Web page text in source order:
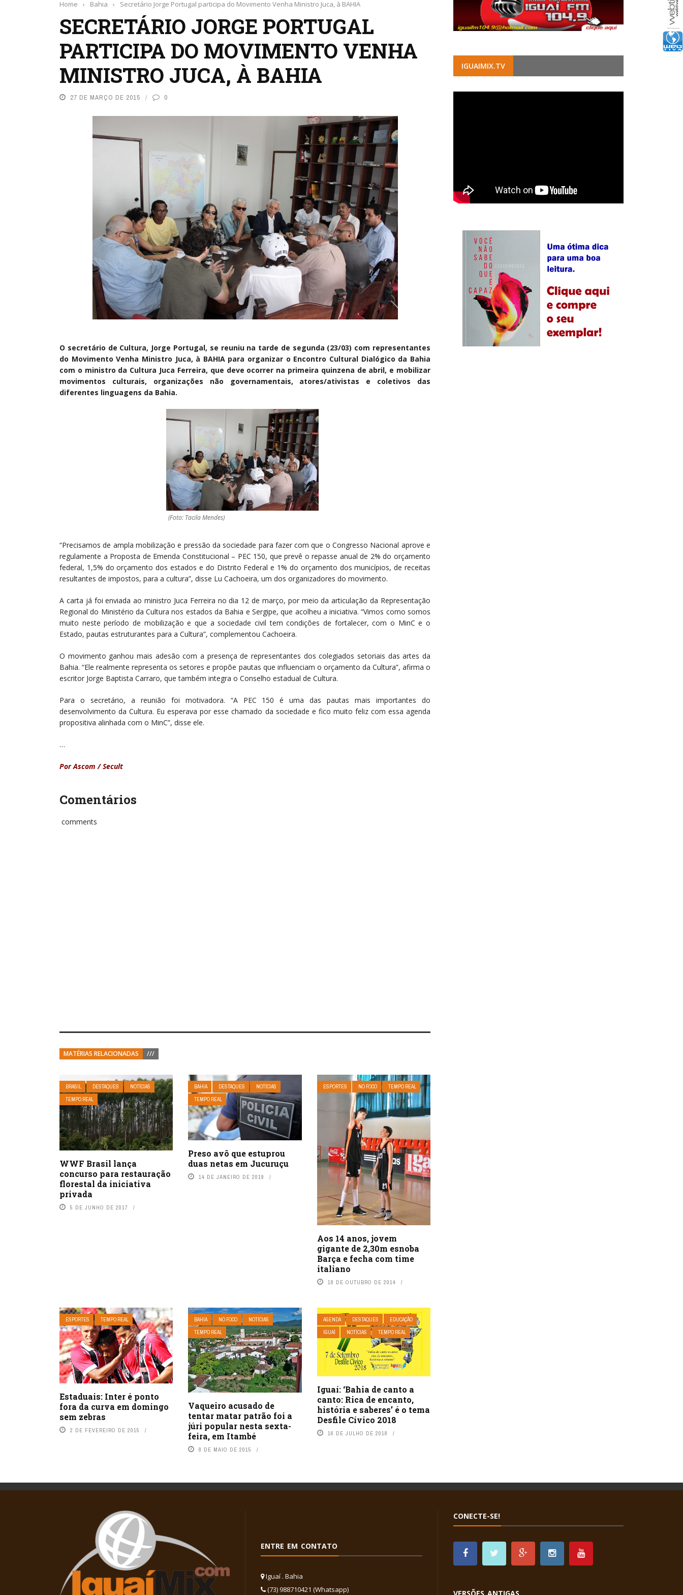
Home › Bahia › Secretário Jorge Portugal participa do Movimento Venha Ministro Juca, à BAHIA
SECRETÁRIO JORGE PORTUGAL
PARTICIPA DO MOVIMENTO VENHA
MINISTRO JUCA, À BAHIA
27 DE MARÇO DE 2015 0
O secretário de Cultura, Jorge Portugal, se reuniu na tarde de segunda (23/03) com representantes
do Movimento Venha Ministro Juca, à BAHIA para organizar o Encontro Cultural Dialógico da Bahia
com o ministro da Cultura Juca Ferreira, que deve ocorrer na primeira quinzena de abril, e mobilizar
movimentos culturais, organizações não governamentais, atores/ativistas e coletivos das
diferentes linguagens da Bahia.
(Foto: Tacila Mendes)
“Precisamos de ampla mobilização e pressão da sociedade para fazer com que o Congresso Nacional aprove e
regulamente a Proposta de Emenda Constitucional – PEC 150, que prevê o repasse anual de 2% do orçamento
federal, 1,5% do orçamento dos estados e do Distrito Federal e 1% do orçamento dos municípios, de receitas
resultantes de impostos, para a cultura”, disse Lu Cachoeira, um dos organizadores do movimento.
A carta já foi enviada ao ministro Juca Ferreira no dia 12 de março, por meio da articulação da Representação
Regional do Ministério da Cultura nos estados da Bahia e Sergipe, que acolheu a iniciativa. “Vimos como somos
muito neste período de mobilização e que a sociedade civil tem condições de fortalecer, com o MinC e o
Estado, pautas estruturantes para a Cultura”, complementou Cachoeira.
O movimento ganhou mais adesão com a presença de representantes dos colegiados setoriais das artes da
Bahia. “Ele realmente representa os setores e propõe pautas que influenciam o orçamento da Cultura”, afirma o
escritor Jorge Baptista Carraro, que também integra o Conselho estadual de Cultura.
Para o secretário, a reunião foi motivadora. “A PEC 150 é uma das pautas mais importantes do
desenvolvimento da Cultura. Eu esperava por esse chamado da sociedade e fico muito feliz com essa agenda
propositiva alinhada com o MinC”, disse ele.
…
Por Ascom / Secult
Comentários
comments
MATÉRIAS RELACIONADAS ///
BRASIL DESTAQUES
NOTÍCIAS
TEMPO REAL
WWF Brasil lança
concurso para restauração
florestal da iniciativa
privada
5 DE JUNHO DE 2017
BAHIA DESTAQUES
NOTÍCIAS
TEMPO REAL
Preso avô que estuprou
duas netas em Jucuruçu
14 DE JANEIRO DE 2019
ESPORTES NO FOCO TEMPO REAL
Aos 14 anos, jovem
gigante de 2,30m esnoba
Barça e fecha com time
italiano
18 DE OUTUBRO DE 2014
ESPORTES TEMPO REAL
Estaduais: Inter é ponto
fora da curva em domingo
sem zebras
2 DE FEVEREIRO DE 2015
BAHIA NO FOCO
NOTÍCIAS
TEMPO REAL
Vaqueiro acusado de
tentar matar patrão foi a
júri popular nesta sexta-
feira, em Itambé
8 DE MAIO DE 2015
AGENDA DESTAQUES
EDUCAÇÃO
IGUAÍ
NOTÍCIAS TEMPO REAL
Iguaí: ‘Bahia de canto a
canto: Rica de encanto,
história e saberes’ é o tema
Desfile Cívico 2018
16 DE JULHO DE 2018
IGUAIMIX.TV
ENTRE EM CONTATO
Iguaí . Bahia
(73) 988710421 (Whatsapp)
CONECTE-SE!